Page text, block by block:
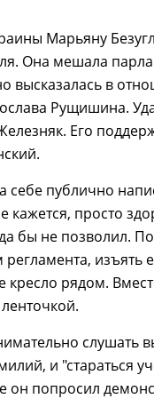
Марьяну
Она мешала
высказалась в
Рущишина.
Его
себе публично
кажется, просто
бы не позволил.
изъять
рядом.
слушать
и "стараться
он попросил